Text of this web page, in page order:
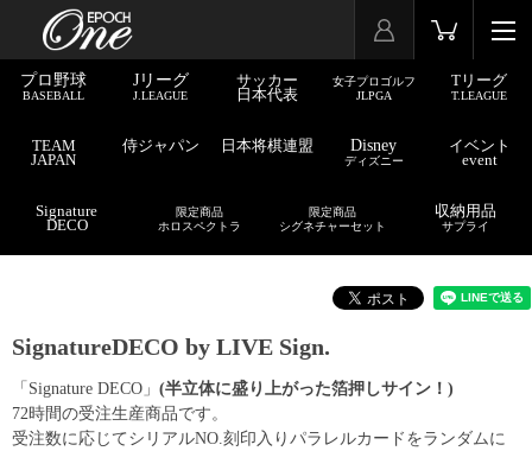
プロ野球
BASEBALL
Jリーグ
J.LEAGUE
サッカー
日本代表
女子プロゴルフ
JLPGA
Tリーグ
T.LEAGUE
TEAM
JAPAN
侍ジャパン 日本将棋連盟 Disney
ディズニー
イベント
event
Signature
DECO
限定商品
ホロスペクトラ
限定商品
シグネチャーセット
収納用品
サプライ
SignatureDECO by LIVE Sign.
「Signature DECO」 (半立体に盛り上がった箔押しサイン！)
72時間の受注生産商品です。
受注数に応じてシリアルNO.刻印入りパラレルカードをランダムに